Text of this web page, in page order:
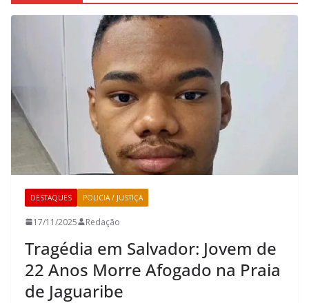
DESTAQUES POLICIA / JUSTIÇA
17/11/2025 Redação
Tragédia em Salvador: Jovem de
22 Anos Morre Afogado na Praia
de Jaguaribe